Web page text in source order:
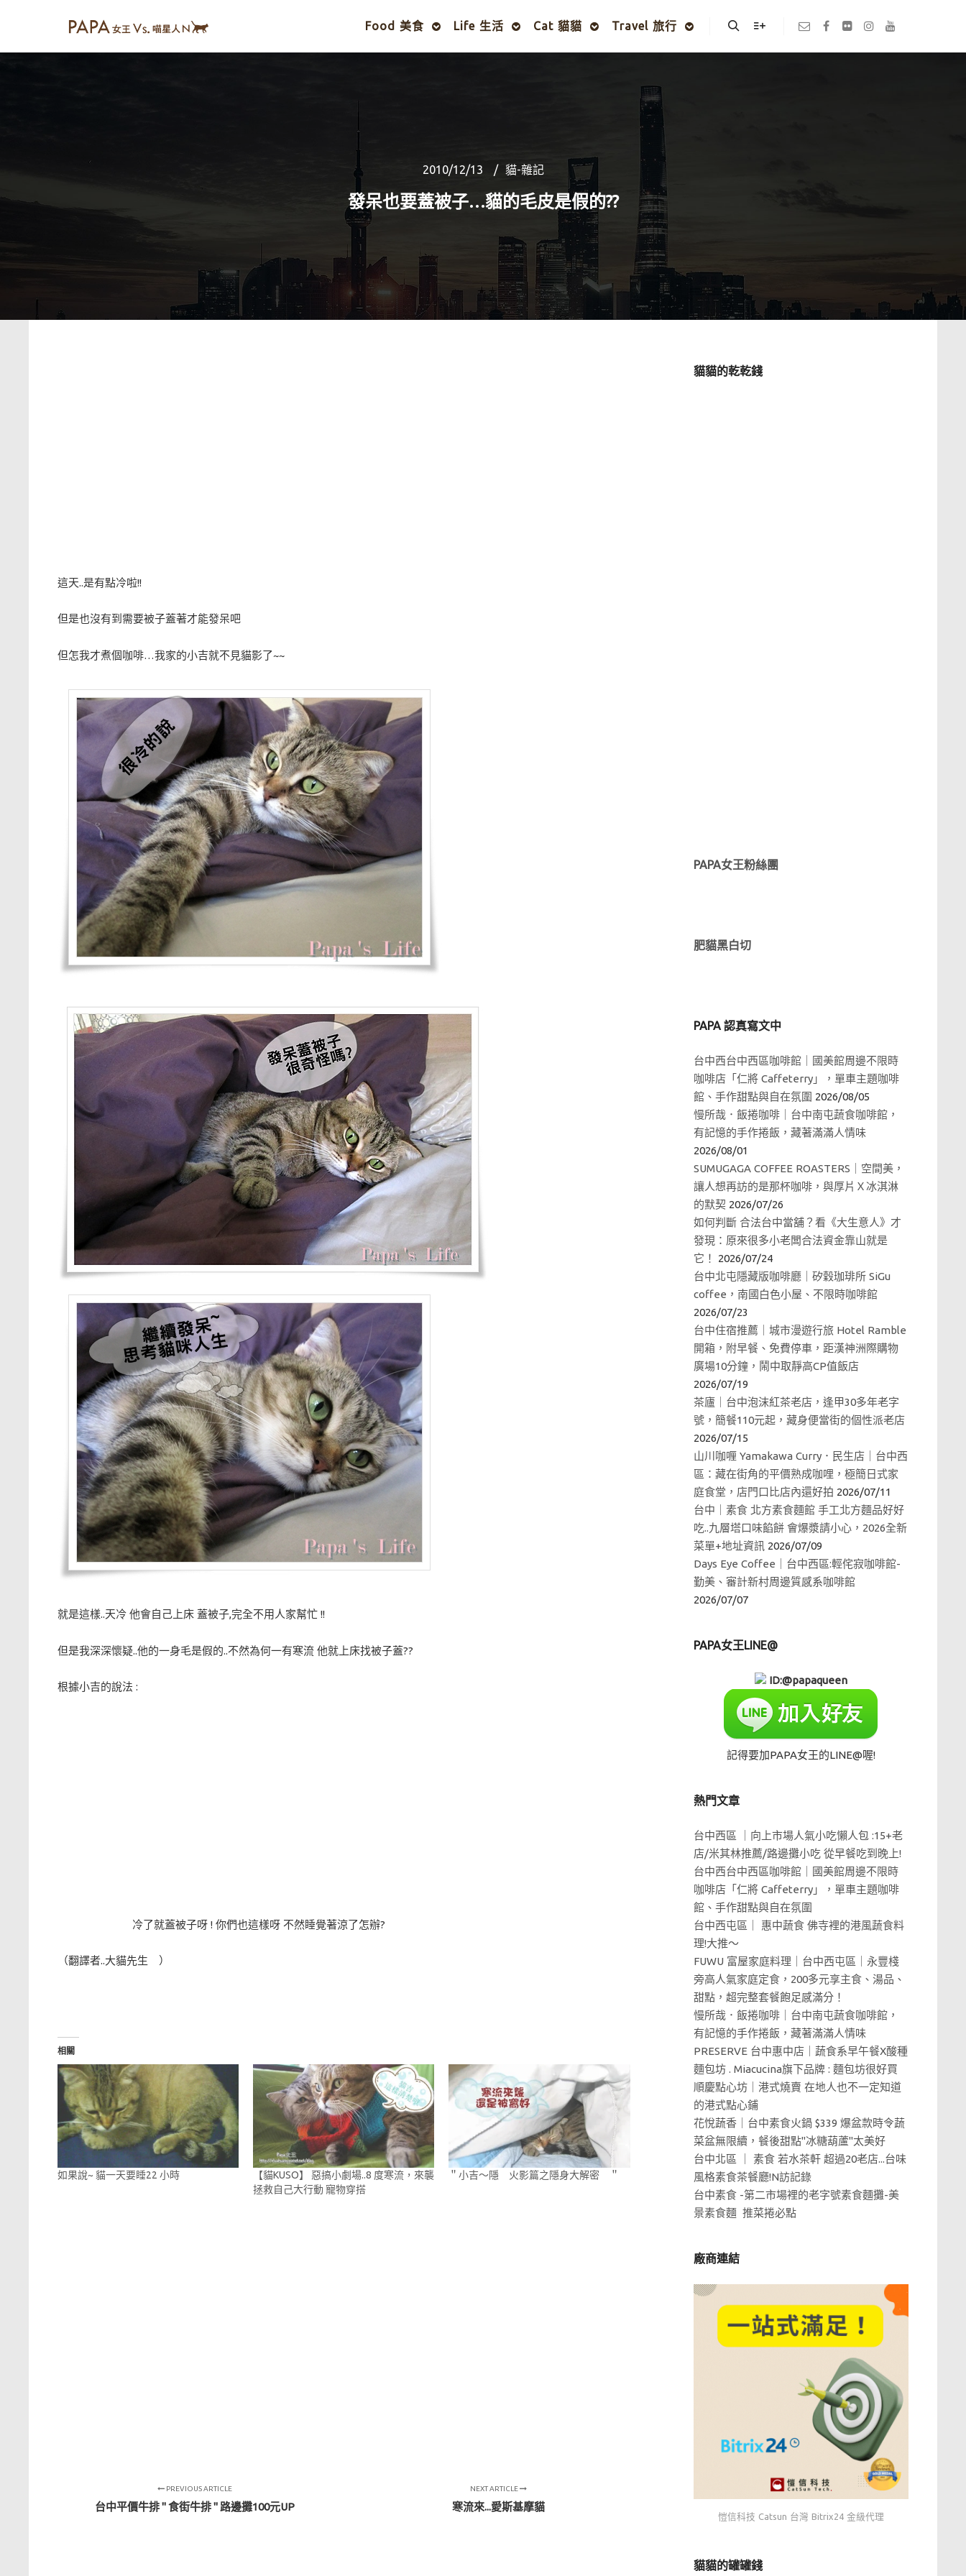
Food 美食 Life 生活 Cat 貓貓 Travel 旅行
2010/12/13 貓-雜記
發呆也要蓋被子…貓的毛皮是假的??
這天..是有點冷啦!!
但是也沒有到需要被子蓋著才能發呆吧
但怎我才煮個咖啡…我家的小吉就不見貓影了~~
就是這樣..天冷 他會自己上床 蓋被子,完全不用人家幫忙 !!
但是我深深懷疑..他的一身毛是假的..不然為何一有寒流 他就上床找被子蓋??
根據小吉的說法 :
冷了就蓋被子呀 ! 你們也這樣呀 不然睡覺著涼了怎辦?
（翻譯者..大貓先生 ）
相關
如果說~ 貓一天要睡22 小時
【貓KUSO】 惡搞小劇場..8 度寒流，來襲
拯救自己大行動 寵物穿搭
＂小吉～隱 火影篇之隱身大解密 ＂
PREVIOUS ARTICLE
台中平價牛排 " 食街牛排 " 路邊攤100元UP
NEXT ARTICLE
寒流來...愛斯基摩貓
貓貓的乾乾錢
PAPA女王粉絲團
肥貓黑白切
PAPA 認真寫文中
台中西台中西區咖啡館｜國美館周邊不限時
咖啡店「仁將 Caffeterry」，單車主題咖啡
館、手作甜點與自在氛圍 2026/08/05
慢所哉．飯捲咖啡｜台中南屯蔬食咖啡館，
有記憶的手作捲飯，藏著滿滿人情味
2026/08/01
SUMUGAGA COFFEE ROASTERS｜空間美，
讓人想再訪的是那杯咖啡，與厚片Ｘ冰淇淋
的默契 2026/07/26
如何判斷 合法台中當舖？看《大生意人》才
發現：原來很多小老闆合法資金靠山就是
它！
2026/07/24
台中北屯隱藏版咖啡廳｜矽穀珈琲所 SiGu
coffee，南國白色小屋、不限時咖啡館
2026/07/23
台中住宿推薦｜城市漫遊行旅 Hotel Ramble
開箱，附早餐、免費停車，距漢神洲際購物
廣場10分鐘，鬧中取靜高CP值飯店
2026/07/19
茶廬｜台中泡沫紅茶老店，逢甲30多年老字
號，簡餐110元起，藏身便當街的個性派老店
2026/07/15
山川咖喱 Yamakawa Curry．民生店｜台中西
區：藏在街角的平價熟成咖哩，極簡日式家
庭食堂，店門口比店內還好拍 2026/07/11
台中｜素食 北方素食麵館 手工北方麵品好好
吃..九層塔口味餡餅 會爆漿請小心，2026全新
菜單+地址資訊 2026/07/09
Days Eye Coffee｜台中西區:輕侘寂咖啡館-
勤美、審計新村周邊質感系咖啡館
2026/07/07
PAPA女王LINE@
ID:@papaqueen
記得要加PAPA女王的LINE@喔!
熱門文章
台中西區 ｜向上市場人氣小吃懶人包 :15+老
店/米其林推薦/路邊攤小吃 從早餐吃到晚上!
台中西台中西區咖啡館｜國美館周邊不限時
咖啡店「仁將 Caffeterry」，單車主題咖啡
館、手作甜點與自在氛圍
台中西屯區｜ 惠中蔬食 佛寺裡的港風蔬食料
理!大推～
FUWU 富屋家庭料理｜台中西屯區｜永豐棧
旁高人氣家庭定食，200多元享主食、湯品、
甜點，超完整套餐飽足感滿分！
慢所哉．飯捲咖啡｜台中南屯蔬食咖啡館，
有記憶的手作捲飯，藏著滿滿人情味
PRESERVE 台中惠中店｜蔬食系早午餐X酸種
麵包坊 . Miacucina旗下品牌 : 麵包坊很好買
順慶點心坊｜港式燒賣 在地人也不一定知道
的港式點心鋪
花悅蔬香｜台中素食火鍋 $339 爆盆款時令蔬
菜盆無限續，餐後甜點"冰糖葫蘆"太美好
台中北區 ｜ 素食 若水茶軒 超過20老店...台味
風格素食茶餐廳!N訪記錄
台中素食 -第二市場裡的老字號素食麵攤-美
景素食麵 推菜捲必點
廠商連結
愷信科技 Catsun 台灣 Bitrix24 金級代理
貓貓的罐罐錢